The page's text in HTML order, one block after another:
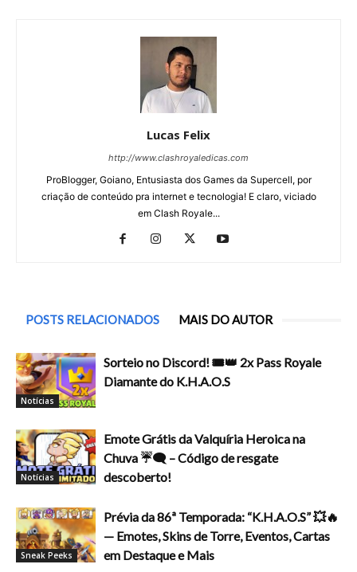
Lucas Felix
http://www.clashroyaledicas.com
ProBlogger, Goiano, Entusiasta dos Games da Supercell, por
criação de conteúdo pra internet e tecnologia! E claro, viciado
em Clash Royale...
POSTS RELACIONADOS MAIS DO AUTOR
Notícias
Sorteio no Discord! 🎟️👑 2x Pass Royale
Diamante do K.H.A.O.S
Notícias
Emote Grátis da Valquíria Heroica na
Chuva ☔🗨️ – Código de resgate
descoberto!
Sneak Peeks
Prévia da 86ª Temporada: “K.H.A.O.S” 💥🔥
— Emotes, Skins de Torre, Eventos, Cartas
em Destaque e Mais